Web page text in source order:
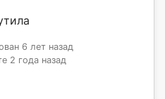
6 лет назад
2 года назад